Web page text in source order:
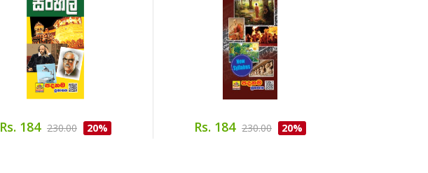
Rs. 184 230.00 20% Rs. 184 230.00 20%